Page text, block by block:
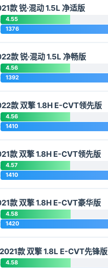
款 锐·混动 1.5L 净适版
4.55
1376
款 锐·混动 1.5L 净畅版
4.56
1392
款 双擎 1.8H E-CVT领先版
4.56
1410
款 双擎 1.8H E-CVT领先版
4.57
1410
款 双擎 1.8H E-CVT豪华版
4.58
1420
款 双擎 1.8L E-CVT先锋版
4.58